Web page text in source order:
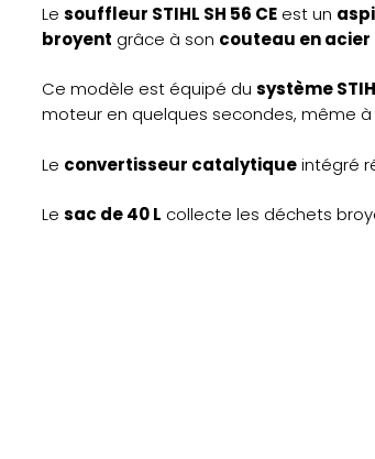
Le souffleur STIHL SH 56 CEest un
broyent grâce à son couteau en
Ce modèle est équipé du système
moteur en quelques secondes, même à
Le convertisseur catalytiqueintégré
Le sac de 40 L collecte les déchets